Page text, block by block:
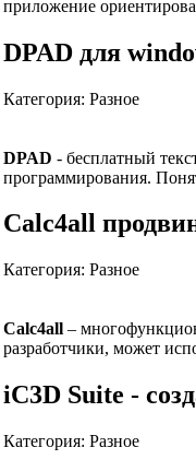
приложение
DPAD для
Категория: Разное
DPAD - бесплатный
программирования.
Calc4all
Категория: Разное
Calc4all –
разработчики, может
iC3D Suite -
Категория: Разное